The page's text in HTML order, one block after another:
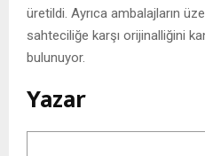
üretildi. Ayrıca ambalajların
sahteciliğe karşı orijinalliğini
bulunuyor.
Yazar